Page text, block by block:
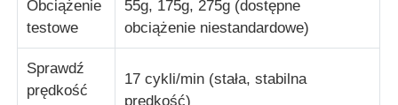
Maszyna do testowania udarności
Obciążenie
testowe
55g, 175g, 275g (dostępne
obciążenie niestandardowe)
Sprawdź
prędkość
17 cykli/min (stała, stabilna
prędkość)